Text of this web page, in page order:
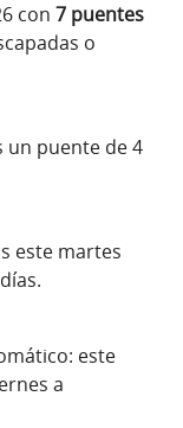
con 7 puentes
o
un puente de 4
este martes
este
a